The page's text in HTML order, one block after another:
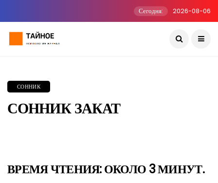
Сегодня: 2026-08-06
СОННИК
СОННИК ЗАКАТ
ВРЕМЯ ЧТЕНИЯ: ОКОЛО 3 МИНУТ.